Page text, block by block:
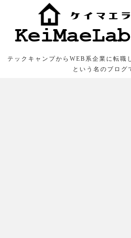
テックキャンプからWEB系企業に転職
という名のブログ